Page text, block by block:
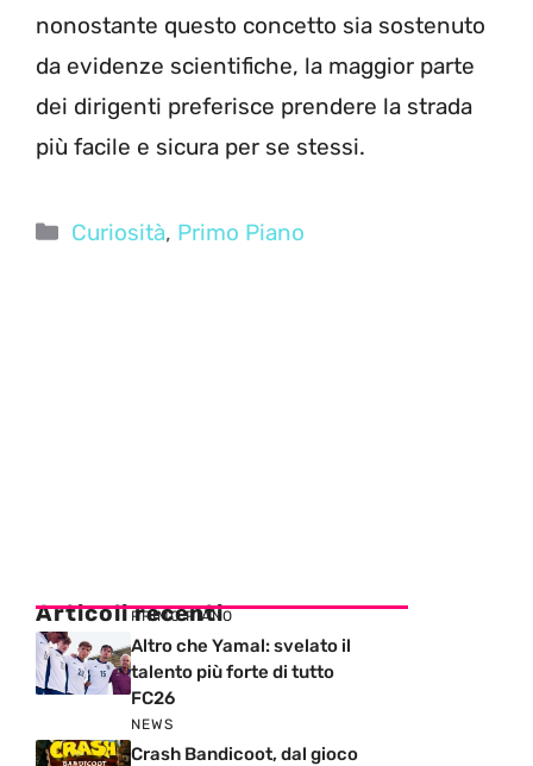
nonostante questo concetto sia sostenuto
da evidenze scientifiche, la maggior parte
dei dirigenti preferisce prendere la strada
più facile e sicura per se stessi.
Categorie
Curiosità, Primo Piano
Articoli recenti
PRIMO PIANO
Altro che Yamal: svelato il
talento più forte di tutto
FC26
NEWS
Crash Bandicoot, dal gioco